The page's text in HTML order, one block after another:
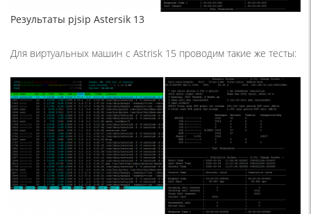
Результаты pjsip Astersik 13
Для виртуальных машин с Astrisk 15 проводим такие же тесты: